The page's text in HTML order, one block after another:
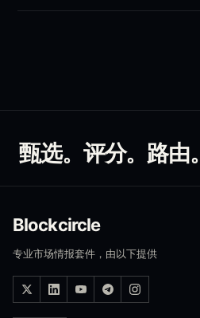
甄选。评分。路由。
Blockcircle
专业市场情报套件，由以下提供